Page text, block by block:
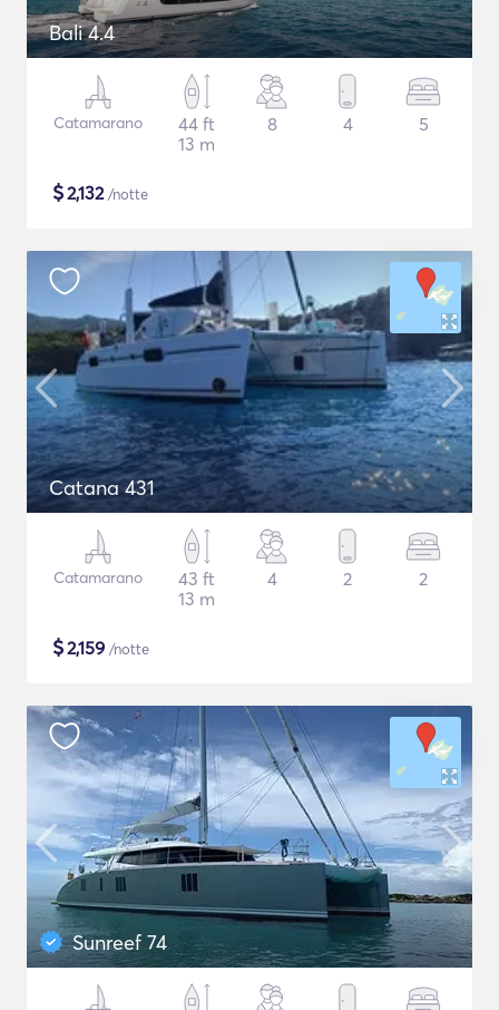
Bali 4.4
Catamarano
44 ft
13 m
8 4 5
$2,132/notte
Catana 431
Catamarano
43 ft
13 m
4 2 2
$2,159 /notte
Sunreef 74